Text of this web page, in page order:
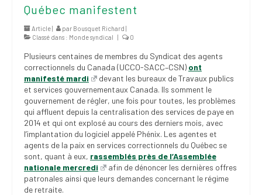
Publications
Nouvelles du
SPPEUQAM
Communiqués
SPPEUQAM@ctualités
et Bilans
Négociation
Québec manifestent
Article | par Bousquet Richard |
Classé dans : Monde syndical | 0
Plusieurs centaines de membres du Syndicat des agents
correctionnels du Canada (UCCO-SACC–CSN) ont
manifesté mardi
devant les bureaux de Travaux publics
et services gouvernementaux Canada. Ils somment le
gouvernement de régler, une fois pour toutes, les problèmes
qui affluent depuis la centralisation des services de paye en
2014 et qui ont explosé au cours des derniers mois, avec
l’implantation du logiciel appelé Phénix. Les agentes et
agents de la paix en services correctionnels du Québec se
sont, quant à eux, rassemblés près de l’Assemblée
nationale mercredi
afin de dénoncer les dernières offres
patronales ainsi que leurs demandes concernant le régime
de retraite.